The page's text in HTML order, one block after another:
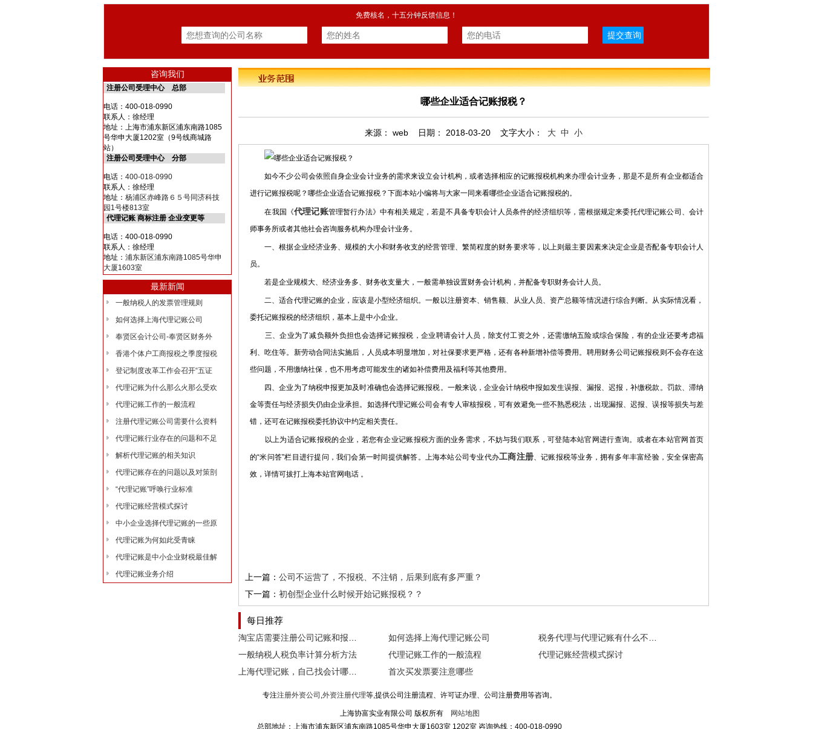
免费核名，十五分钟反馈信息！
咨询我们
注册公司受理中心 总部
电话： 400-018-0990
联系人：徐经理
地址：上海市浦东新区浦东南路1085
号华申大厦1202室（9号线商城路
站）
注册公司受理中心 分部
电话： 400-018-0990
联系人：徐经理
地址： 杨浦区赤峰路６５号同济科技
园1号楼813室
代理记账 商标注册 企业变更等
电话：400-018-0990
联系人：徐经理
地址： 浦东新区浦东南路1085号华申
大厦1603室
最新新闻
一般纳税人的发票管理规则
如何选择上海代理记账公司
奉贤区会计公司-奉贤区财务外
香港个体户工商报税之季度报税
登记制度改革工作会召开“五证
代理记账为什么那么火那么受欢
代理记账工作的一般流程
注册代理记账公司需要什么资料
代理记账行业存在的问题和不足
解析代理记账的相关知识
代理记账存在的问题以及对策剖
“代理记账”呼唤行业标准
代理记账经营模式探讨
中小企业选择代理记账的一些原
代理记账为何如此受青睐
代理记账是中小企业财税最佳解
代理记账业务介绍
哪些企业适合记账报税？
来源： web 日期： 2018-03-20 文字大小： 大 中 小
如今不少公司会依照自身企业会计业务的需求来设立会计机构，或者选择相应的记账报税机构来办理会计业务，那是不是所有企业都适合
进行记账报税呢？哪些企业适合记账报税？下面本站小编将与大家一同来看哪些企业适合记账报税的。
在我国《代理记账管理暂行办法》中有相关规定，若是不具备专职会计人员条件的经济组织等，需根据规定来委托代理记账公司、会计
师事务所或者其他社会咨询服务机构办理会计业务。
一、根据企业经济业务、规模的大小和财务收支的经营管理、繁简程度的财务要求等，以上则最主要因素来决定企业是否配备专职会计人
员。
若是企业规模大、经济业务多、财务收支量大，一般需单独设置财务会计机构，并配备专职财务会计人员。
二、适合代理记账的企业，应该是小型经济组织。一般以注册资本、销售额、从业人员、资产总额等情况进行综合判断。从实际情况看，
委托记账报税的经济组织，基本上是中小企业。
三、企业为了减负额外负担也会选择记账报税，企业聘请会计人员，除支付工资之外，还需缴纳五险或综合保险，有的企业还要考虑福
利、吃住等。新劳动合同法实施后，人员成本明显增加，对社保要求更严格，还有各种新增补偿等费用。聘用财务公司记账报税则不会存在这
些问题，不用缴纳社保，也不用考虑可能发生的诸如补偿费用及福利等其他费用。
四、企业为了纳税申报更加及时准确也会选择记账报税。一般来说，企业会计纳税申报如发生误报、漏报、迟报，补缴税款。罚款、滞纳
金等责任与经济损失仍由企业承担。如选择代理记账公司会有专人审核报税，可有效避免一些不熟悉税法，出现漏报、迟报、误报等损失与差
错，还可在记账报税委托协议中约定相关责任。
以上为适合记账报税的企业，若您有企业记账报税方面的业务需求，不妨与我们联系，可登陆本站官网进行查询。或者在本站官网首页
的“米问答”栏目进行提问，我们会第一时间提供解答。上海本站公司专业代办工商注册、记账报税等业务，拥有多年丰富经验，安全保密高
效，详情可拔打上海本站官网电话 。
上一篇： 公司不运营了，不报税、不注销，后果到底有多严重？
下一篇： 初创型企业什么时候开始记账报税？？
每日推荐
如何选择上海代理记账公司
一般纳税人税负率计算分析方法
代理记账工作的一般流程
代理记账经营模式探讨
首次买发票要注意哪些
专注注册外资公司 ,外资注册代理等,提供公司注册流程、许可证办理、公司注册费用等咨询。
上海协富实业有限公司 版权所有
网站地图
总部地址：上海市浦东新区浦东南路1085号华申大厦1603室 1202室 咨询热线：400-018-0990